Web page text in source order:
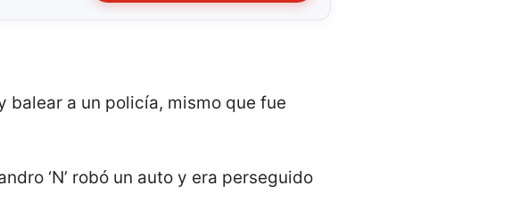
a un policía, mismo que fue
‘N’ robó un auto y era perseguido